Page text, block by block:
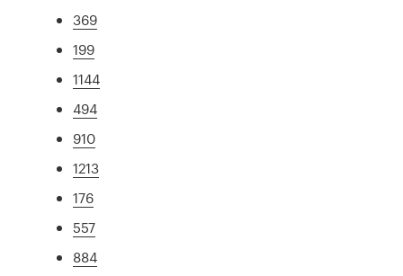
369
199
1144
494
910
1213
176
557
884